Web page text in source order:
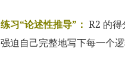
练习“论述性推导”： R2 的
强迫自己完整地写下每一个